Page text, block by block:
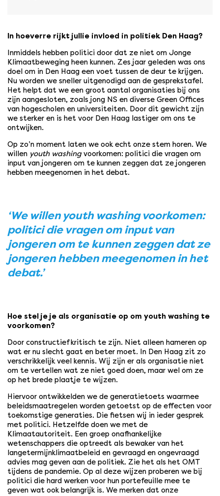
In hoeverre rijkt jullie invloed in politiek Den Haag?
Inmiddels hebben politici door dat ze niet om Jonge
Klimaatbeweging heen kunnen. Zes jaar geleden was ons
doel om in Den Haag een voet tussen de deur te krijgen.
Nu worden we sneller uitgenodigd aan de gesprekstafel.
Het helpt dat we een groot aantal organisaties bij ons
zijn aangesloten, zoals jong NS en diverse Green Offices
van hogescholen en universiteiten. Door dit gewicht zijn
we sterker en is het voor Den Haag lastiger om ons te
ontwijken.
Op zo’n moment laten we ook echt onze stem horen. We
willen youth washingvoorkomen: politici die vragen om
input van jongeren om te kunnen zeggen dat ze jongeren
hebben meegenomen in het debat.
‘We willen youth washing voorkomen:
politici die vragen om input van
jongeren om te kunnen zeggen dat ze
jongeren hebben meegenomen in het
debat.’
Hoe stel je je als organisatie op om youth washing te
voorkomen?
Door constructief kritisch te zijn. Niet alleen hameren op
wat er nu slecht gaat en beter moet. In Den Haag zit zo
verschrikkelijk veel kennis. Wij zijn er als organisatie niet
om te vertellen wat ze niet goed doen, maar wel om ze
op het brede plaatje te wijzen.
Hiervoor ontwikkelden we de generatietoets waarmee
beleidsmaatregelen worden getoetst op de effecten voor
toekomstige generaties. Die fietsen wij in ieder gesprek
met politici. Hetzelfde doen we met de
Klimaatautoriteit. Een groep onafhankelijke
wetenschappers die optreedt als bewaker van het
langetermijnklimaatbeleid en gevraagd en ongevraagd
advies mag geven aan de politiek. Zie het als het OMT
tijdens de pandemie. Op al deze wijzen proberen we bij
politici die hard werken voor hun portefeuille mee te
geven wat ook belangrijk is. We merken dat onze